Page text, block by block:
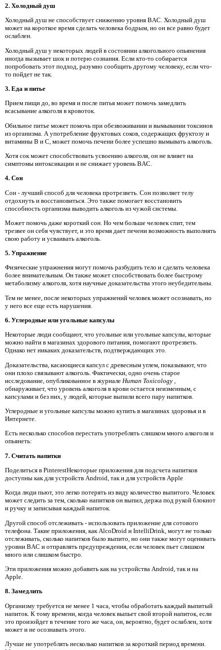
2. Холодный душ
Холодный душ не способствует снижению уровня BAC. Холодный душ
может на короткое время сделать человека бодрым, но он все равно будет
ослаблен.
Холодный душ у некоторых людей в состоянии алкогольного опьянения
иногда вызывает шок и потерю сознания. Если кто-то собирается
попробовать этот подход, разумно сообщить другому человеку, если что-
то пойдет не так.
3. Еда и питье
Прием пищи до, во время и после питья может помочь замедлить
всасывание алкоголя в кровоток.
Обильное питье может помочь при обезвоживании и вымывании токсинов
из организма. А употребление фруктовых соков, содержащих фруктозу и
витамины B и C, может помочь печени более успешно вымывать алкоголь.
Хотя сок может способствовать усвоению алкоголя, он не влияет на
симптомы интоксикации и не снижает уровень BAC.
4. Сон
Сон - лучший способ для человека протрезветь. Сон позволяет телу
отдохнуть и восстановиться. Это также помогает восстановить
способность организма выводить алкоголь из чужой системы.
Может помочь даже короткий сон. Но чем больше человек спит, тем
трезвее он себя чувствует, и это время дает печени возможность выполнять
свою работу и усваивать алкоголь.
5. Упражнение
Физические упражнения могут помочь разбудить тело и сделать человека
более внимательным. Он также может способствовать более быстрому
метаболизму алкоголя, хотя научные доказательства этого неубедительны.
Тем не менее, после некоторых упражнений человек может осознавать, но
у него все еще есть нарушения.
6. Углеродные или угольные капсулы
Некоторые люди сообщают, что угольные или угольные капсулы, которые
можно найти в магазинах здорового питания, помогают протрезветь.
Однако нет никаких доказательств, подтверждающих это.
Доказательства, касающиеся капсул с древесным углем, показывают, что
они плохо связывают алкоголь. Фактически, одно очень старое
исследование, опубликованное в журнале Human Toxicology
обнаруживает, что уровень алкоголя в крови остается неизменным, с
капсулами и без них, у людей, которые выпили всего пару напитков.
Углеродные и угольные капсулы можно купить в магазинах здоровья и в
Интернете.
Есть несколько способов перестать употреблять слишком много алкоголя и
опьянеть:
7. Считать напитки
Поделиться в PinterestНекоторые приложения для подсчета напитков
доступны как для устройств Android, так и для устройств Apple
Когда люди пьют, это легко потерять из виду количество выпитого. Человек
может следить за тем, сколько напитков он выпил, держа под рукой блокнот
и ручку и записывая каждый напиток.
Другой способ отслеживать - использовать приложение для сотового
телефона. Такие приложения, как AlcoDroid и IntelliDrink, могут не только
отслеживать, сколько напитков было выпито, но они также могут оценивать
уровни BAC и отправлять предупреждения, если человек пьет слишком
много или слишком быстро.
Эти приложения можно добавить как на устройства Android, так и на
Apple.
8. Замедлить
Организму требуется не менее 1 часа, чтобы обработать каждый выпитый
напиток. К тому времени, когда человек выпьет свой второй напиток, если
это произойдет в течение того же часа, он, вероятно, будет ослаблен, хотя
может и не осознавать этого.
Лучше не употреблять несколько напитков за короткий период времени.